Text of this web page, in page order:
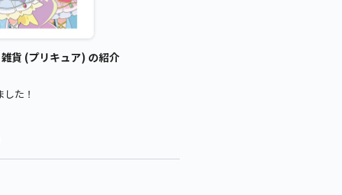
貨 (プリキュア) の紹介
た！